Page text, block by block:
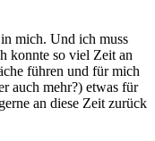
mich. Und ich muss
konnte so viel Zeit an
führen und für mich
auch mehr?) etwas für
an diese Zeit zurück